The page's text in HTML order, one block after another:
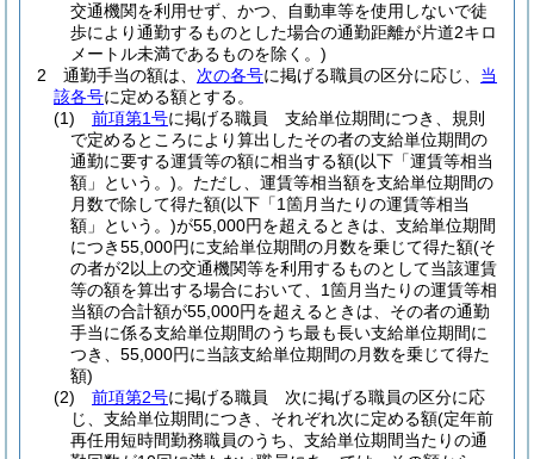
交通機関を利用せず、かつ、自動車等を使用しないで徒
歩により通勤するものとした場合の通勤距離が片道2キロ
メートル未満であるものを除く。)
2
通勤手当の額は、 次の各号に掲げる職員の区分に応じ、 当
該各号に定める額とする。
(1)
前項第1号に掲げる職員 支給単位期間につき、規則
で定めるところにより算出したその者の支給単位期間の
通勤に要する運賃等の額に相当する額(以下「運賃等相当
額」という。)。 ただし、運賃等相当額を支給単位期間の
月数で除して得た額(以下「1箇月当たりの運賃等相当
額」という。)が55,000円を超えるときは、支給単位期間
につき55,000円に支給単位期間の月数を乗じて得た額(そ
の者が2以上の交通機関等を利用するものとして当該運賃
等の額を算出する場合において、1箇月当たりの運賃等相
当額の合計額が55,000円を超えるときは、その者の通勤
手当に係る支給単位期間のうち最も長い支給単位期間に
つき、55,000円に当該支給単位期間の月数を乗じて得た
額)
(2)
前項第2号に掲げる職員 次に掲げる職員の区分に応
じ、支給単位期間につき、それぞれ次に定める額(定年前
再任用短時間勤務職員のうち、支給単位期間当たりの通